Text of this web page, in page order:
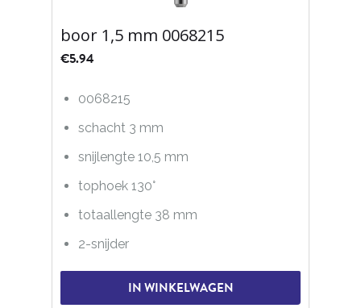
boor 1,5 mm 0068215
€5.94
0068215
schacht 3 mm
snijlengte 10,5 mm
tophoek 130°
totaallengte 38 mm
2-snijder
IN WINKELWAGEN